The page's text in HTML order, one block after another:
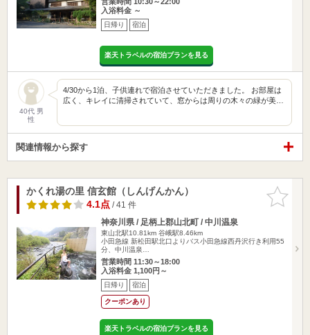
入浴料金 ～
日帰り 宿泊
楽天トラベルの宿泊プランを見る
40代 男
性
4/30から1泊、子供連れで宿泊させていただきました。 お部屋は
広く、キレイに清掃されていて、窓からは周りの木々の緑が美…
関連情報から探す
お気に入
りに追加
かくれ湯の里 信玄館（しんげんかん）
4.1点/ 41 件
神奈川県 / 足柄上郡山北町 / 中川温泉
東山北駅10.81km 谷峨駅8.46km
小田急線 新松田駅北口よりバス小田急線西丹沢行き利用55
分、中川温泉…
営業時間 11:30～18:00
入浴料金 1,100円～
日帰り 宿泊
クーポンあり
楽天トラベルの宿泊プランを見る